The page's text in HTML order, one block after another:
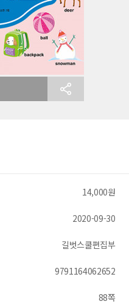
14,000원
2020-09-30
길벗스쿨편집부
9791164062652
88쪽